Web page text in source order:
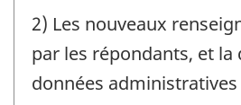
2) Les nouveaux
par les répondants, et
données